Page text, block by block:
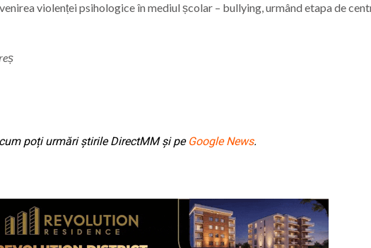
violenței psihologice în mediul școlar – bullying, urmând etapa de
poți urmări știrile DirectMM și pe Google News.